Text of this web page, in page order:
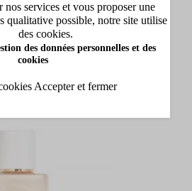
Douche
nos services et vous proposer une
qualitative possible, notre site utilise
des cookies.
des données personnelles et des
cookies
Accepter et fermer